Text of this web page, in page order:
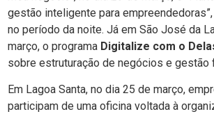
gestão inteligente para
no período da noite. Já em São José da
março, o programa Digitalize com o
sobre estruturação de negócios e gestão
Em Lagoa Santa, no dia 25 de março,
participam de uma oficina voltada à